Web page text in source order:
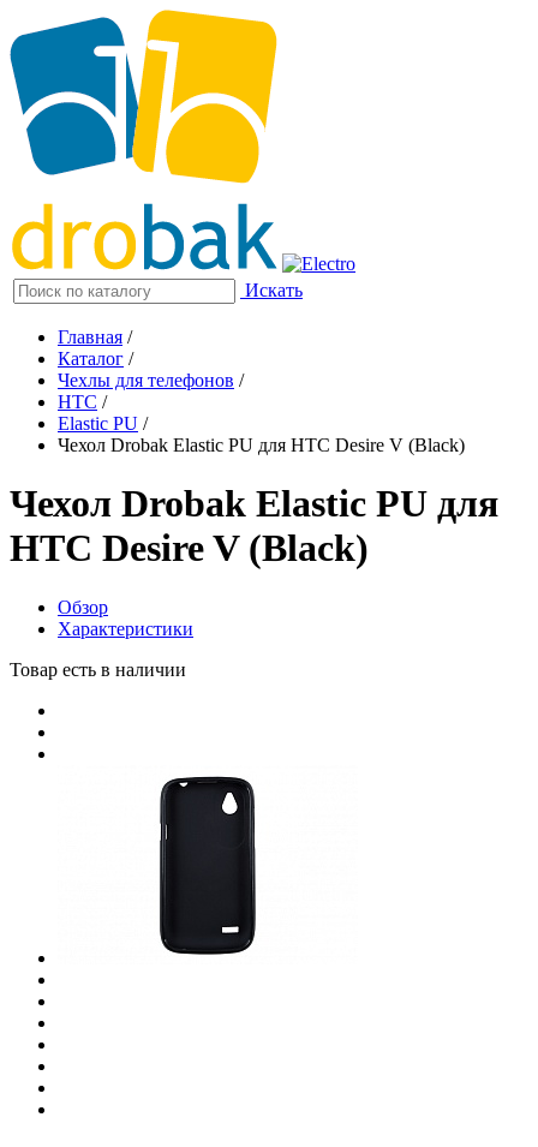
Искать
Главная /
Каталог /
Чехлы для телефонов /
HTC /
Elastic PU /
Чехол Drobak Elastic PU для HTC Desire V (Black)
Чехол Drobak Elastic PU для
HTC Desire V (Black)
Обзор
Характеристики
Товар есть в наличии